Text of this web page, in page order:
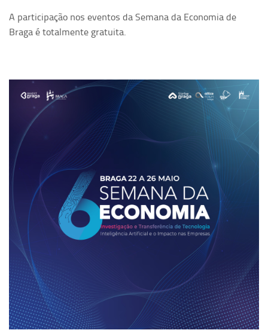
A participação nos eventos da Semana da Economia de
Braga é totalmente gratuita.